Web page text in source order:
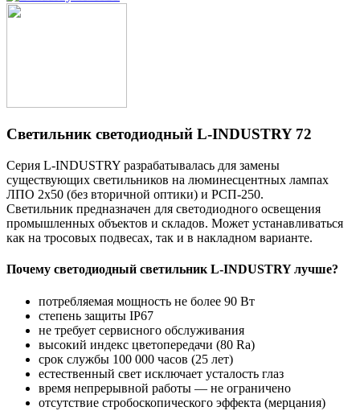
Светильник светодиодный L-INDUSTRY 72
Серия L-INDUSTRY разрабатывалась для замены
существующих светильников на люминесцентных лампах
ЛПО 2х50 (без вторичной оптики) и РСП-250.
Светильник предназначен для светодиодного освещения
промышленных объектов и складов. Может устанавливаться
как на тросовых подвесах, так и в накладном варианте.
Почему светодиодный светильник L-INDUSTRY лучше?
потребляемая мощность не более 90 Вт
степень защиты IP67
не требует сервисного обслуживания
высокий индекс цветопередачи (80 Ra)
срок службы 100 000 часов (25 лет)
естественный свет исключает усталость глаз
время непрерывной работы — не ограничено
отсутствие стробоскопического эффекта (мерцания)